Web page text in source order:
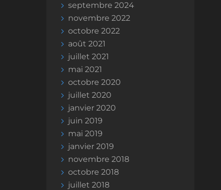
septembre 2024
novembre 2022
octobre 2022
août 2021
juillet 2021
mai 2021
octobre 2020
juillet 2020
janvier 2020
juin 2019
mai 2019
janvier 2019
novembre 2018
octobre 2018
juillet 2018